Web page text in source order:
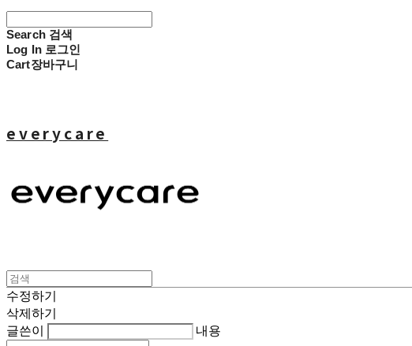
Search 검색
Log In 로그인
Cart장바구니
everycare
수정하기
삭제하기
글쓴이
내용